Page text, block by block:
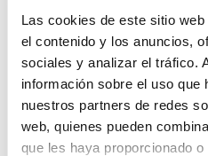
Las cookies de este sitio
el contenido y los anuncios,
sociales y analizar el tráfico.
información sobre el uso que
nuestros partners de redes
web, quienes pueden
que les haya proporcionado